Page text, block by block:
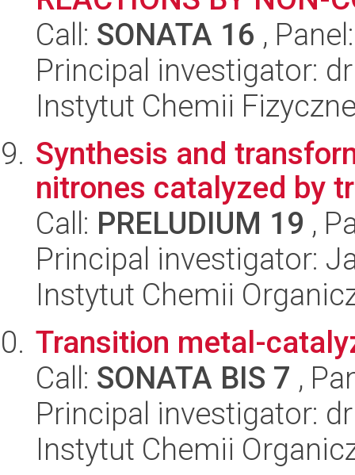
Call: SONATA 16 ,
Principal investigator:
Instytut Chemii
Synthesis and
nitrones catalyzed by
Call: PRELUDIUM 19 ,
Principal investigator:
Instytut Chemii
Transition metal-
Call: SONATA BIS 7 ,
Principal investigator:
Instytut Chemii